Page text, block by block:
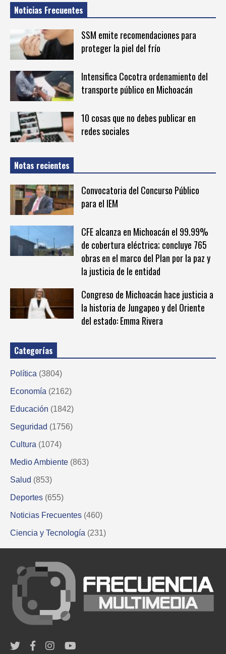
Noticias Frecuentes
SSM emite recomendaciones para
proteger la piel del frío
Intensifica Cocotra ordenamiento del
transporte público en Michoacán
10 cosas que no debes publicar en
redes sociales
Notas recientes
Convocatoria del Concurso Público
para el IEM
CFE alcanza en Michoacán el 99.99%
de cobertura eléctrica; concluye 765
obras en el marco del Plan por la paz y
la justicia de le entidad
Congreso de Michoacán hace justicia a
la historia de Jungapeo y del Oriente
del estado: Emma Rivera
Categorías
Política (3804)
Economía (2162)
Educación (1842)
Seguridad (1756)
Cultura (1074)
Medio Ambiente (863)
Salud (853)
Deportes (655)
Noticias Frecuentes (460)
Ciencia y Tecnología (231)